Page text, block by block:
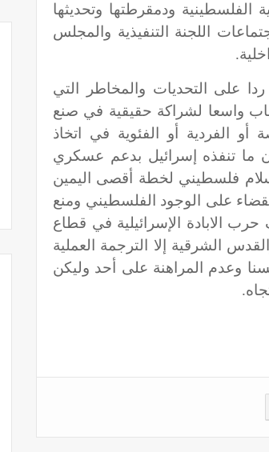
ودمقرطتها وتحديثها
اللجنة التنفيذية والمجلس
على التحديات والمخاطر التي
واسعا لشراكة حقيقية في صنع
أو الفردية أو الفئوية في اتخاذ
ما تنفذه إسرائيل بدعم عسكري
فلسطيني لخطة أقصى اليمين
على الوجود الفلسطيني ومنع
الابادة الإسرائيلية في قطاع
الشرقية إلا الترجمة العملية
وعدم المراهنة على أحد وليكن